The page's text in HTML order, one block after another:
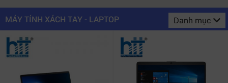
MÁY TÍNH XÁCH TAY - LAPTOP Danh mục